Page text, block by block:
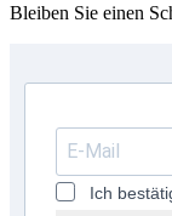
Bleiben Sie einen
Ich